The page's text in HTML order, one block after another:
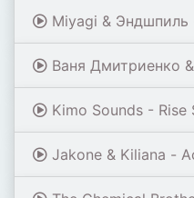
Miyagi & Эндшпиль - I
Ваня Дмитриенко & Аня Пересильд -
Kimo Sounds - Rise
Jakone & Kiliana -